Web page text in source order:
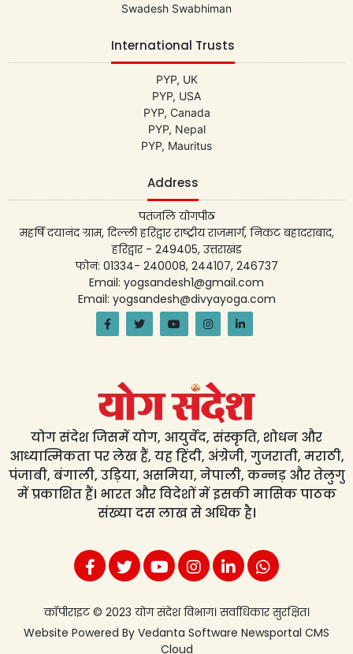
Swadesh Swabhiman
International Trusts
PYP, UK
PYP, USA
PYP, Canada
PYP, Nepal
PYP, Mauritus
Address
पतंजलि योगपीठ
महर्षि दयानंद ग्राम, दिल्ली हरिद्वार राष्ट्रीय राजमार्ग, निकट बहादराबाद,
हरिद्वार - 249405, उत्तराखंड
फोन: 01334- 240008, 244107, 246737
Email: yogsandesh1@gmail.com
Email: yogsandesh@divyayoga.com
योग संदेश जिसमें योग, आयुर्वेद, संस्कृति, शोधन और
आध्यात्मिकता पर लेख हैं, यह हिंदी, अंग्रेजी, गुजराती, मराठी,
पंजाबी, बंगाली, उड़िया, असमिया, नेपाली, कन्नड़ और तेलुगु
में प्रकाशित हैं। भारत और विदेशों में इसकी मासिक पाठक
संख्या दस लाख से अधिक है।
कॉपीराइट © 2023 योग संदेश विभाग। सर्वाधिकार सुरक्षित।
Website Powered By Vedanta Software Newsportal CMS
Cloud